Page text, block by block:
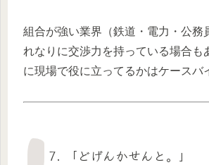
組合が強い業界（鉄道・電力・公務
れなりに交渉力を持っている場合も
に現場で役に立ってるかはケースバ
7. 「どげんかせんと。」